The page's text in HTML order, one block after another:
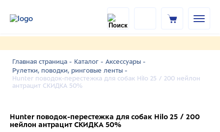
Главная страница - Каталог - Аксессуары -
Рулетки, поводки, ринговые ленты -
Hunter поводок-перестежка для собак Hilo 25 / 200 нейлон
антрацит СКИДКА 50%
Hunter поводок-перестежка для собак Hilo 25 / 200
нейлон антрацит СКИДКА 50%